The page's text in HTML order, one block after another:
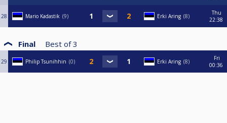
28 Mario Kadastik 9 Erki Aring 8
Thu
22:38
Final Best of 3
29 Philip Tsunihhin 0 Erki Aring 8
Fri
00:36